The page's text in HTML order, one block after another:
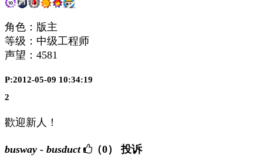
角色：版主
等级：中级工程师
声望： 4581
P:2012-05-09 10:34:19
2
歡迎新人！
busway - busduct （0） 投诉